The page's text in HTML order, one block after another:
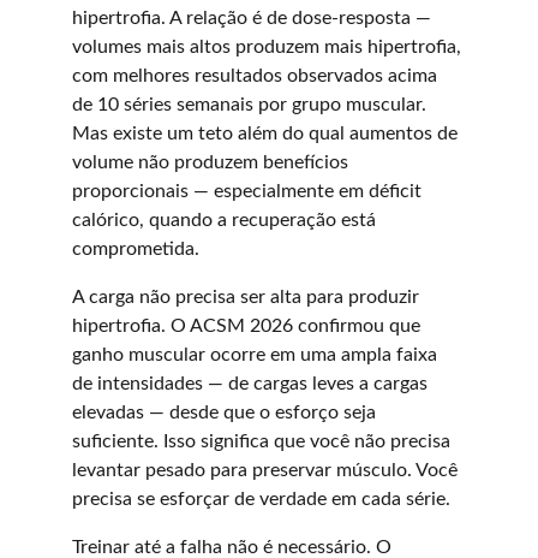
hipertrofia. A relação é de dose-resposta —
volumes mais altos produzem mais hipertrofia,
com melhores resultados observados acima
de 10 séries semanais por grupo muscular.
Mas existe um teto além do qual aumentos de
volume não produzem benefícios
proporcionais — especialmente em déficit
calórico, quando a recuperação está
comprometida.
A carga não precisa ser alta para produzir
hipertrofia. O ACSM 2026 confirmou que
ganho muscular ocorre em uma ampla faixa
de intensidades — de cargas leves a cargas
elevadas — desde que o esforço seja
suficiente. Isso significa que você não precisa
levantar pesado para preservar músculo. Você
precisa se esforçar de verdade em cada série.
Treinar até a falha não é necessário. O